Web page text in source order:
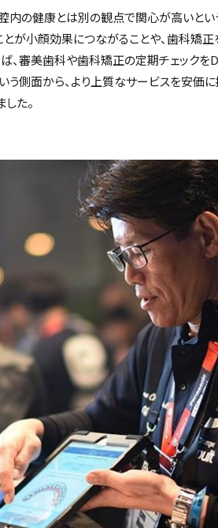
内の健康とは別の観点で関心が高いとい
ことが小顔効果につながることや、歯科矯
、審美歯科や歯科矯正の定期チェックを
う側面から、より上質なサービスを安価
た。